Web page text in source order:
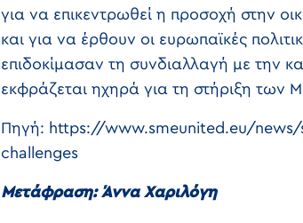
για να επικεντρωθεί η προσοχή στην
και για να έρθουν οι ευρωπαϊκές
επιδοκίμασαν τη συνδιαλλαγή με την
εκφράζεται ηχηρά για τη στήριξη των
Πηγή: https://www.smeunited.eu/news/
challenges
Μετάφραση: Άννα Χαριλόγη